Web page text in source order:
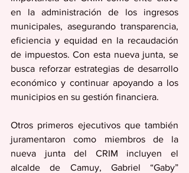
en la administración de los ingresos
municipales, asegurando transparencia,
eficiencia y equidad en la recaudación
de impuestos. Con esta nueva junta, se
busca reforzar estrategias de desarrollo
económico y continuar apoyando a los
municipios en su gestión financiera.
Otros primeros ejecutivos que también
juramentaron como miembros de la
nueva junta del CRIM incluyen el
alcalde de Camuy, Gabriel “Gaby”